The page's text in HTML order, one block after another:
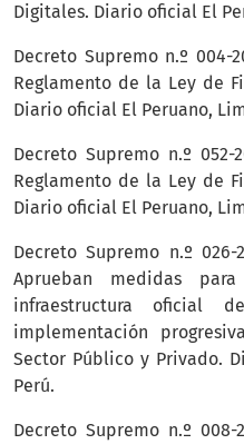
Digitales. Diario oficial El
Decreto Supremo n.º 004-
Reglamento de la Ley de
Diario oficial El Peruano,
Decreto Supremo n.º 052-
Reglamento de la Ley de
Diario oficial El Peruano,
Decreto Supremo n.º 026-
Aprueban medidas
infraestructura oficial
implementación
Sector Público y Privado.
Perú.
Decreto Supremo n.º 008-